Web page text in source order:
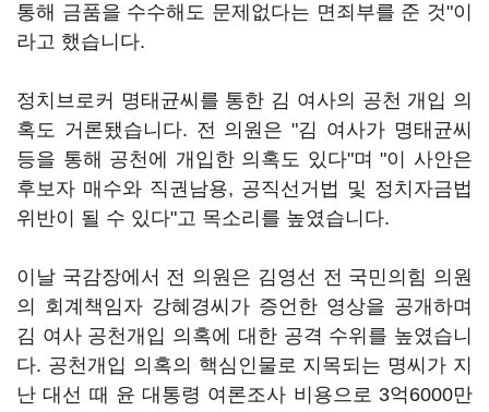
통해 금품을 수수해도 문제없다는 면죄부를 준 것"이
라고 했습니다.
정치브로커 명태균씨를 통한 김 여사의 공천 개입 의
혹도 거론됐습니다. 전 의원은 "김 여사가 명태균씨
등을 통해 공천에 개입한 의혹도 있다"며 "이 사안은
후보자 매수와 직권남용, 공직선거법 및 정치자금법
위반이 될 수 있다"고 목소리를 높였습니다.
이날 국감장에서 전 의원은 김영선 전 국민의힘 의원
의 회계책임자 강혜경씨가 증언한 영상을 공개하며
김 여사 공천개입 의혹에 대한 공격 수위를 높였습니
다. 공천개입 의혹의 핵심인물로 지목되는 명씨가 지
난 대선 때 윤 대통령 여론조사 비용으로 3억6000만